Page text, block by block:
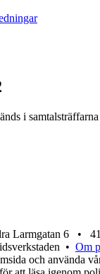
i
Larmgatan 6 •
• Om
och använda